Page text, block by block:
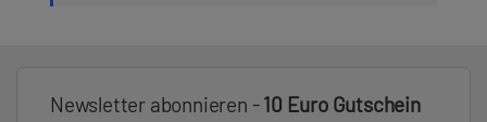
Newsletter abonnieren -10 Euro Gutschein